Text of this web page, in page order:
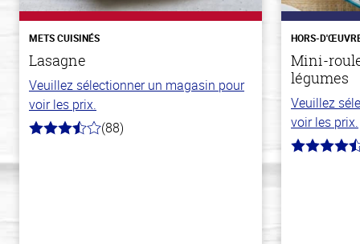
METS CUISINÉS
Lasagne
Veuillez sélectionner un magasin pour
voir les prix.
3.8
(88)
HORS-
Mini-
légumes
Veuillez
voir les prix.
4.8